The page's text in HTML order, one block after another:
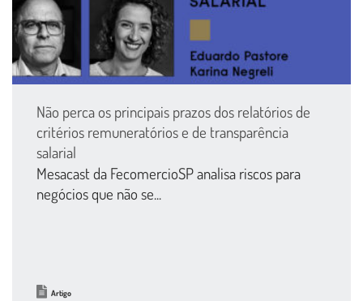
Não perca os principais prazos dos relatórios de
critérios remuneratórios e de transparência
salarial
Mesacast da FecomercioSP analisa riscos para
negócios que não se...
Artigo